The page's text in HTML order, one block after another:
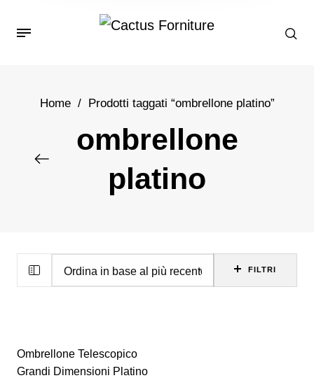
Home / Prodotti taggati “ombrellone platino”
ombrellone
platino
FILTRI
Ombrellone Telescopico
Grandi Dimensioni Platino